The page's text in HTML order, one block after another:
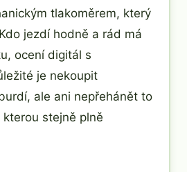
tlakoměrem, který
jezdí hodně a rád má
ocení digitál s
je nekoupit
ale ani nepřehánět to
stejně plně